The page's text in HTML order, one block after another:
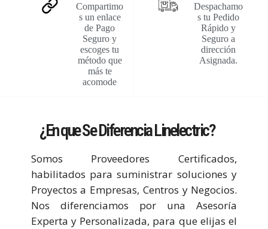
Compartimo
s un enlace
de Pago
Seguro y
escoges tu
método que
más te
acomode
Despachamo
s tu Pedido
Rápido y
Seguro a
dirección
Asignada.
¿En que Se Diferencia Linelectric?
Somos Proveedores Certificados,
habilitados para suministrar soluciones y
Proyectos a Empresas, Centros y Negocios.
Nos diferenciamos por una Asesoría
Experta y Personalizada, para que elijas el